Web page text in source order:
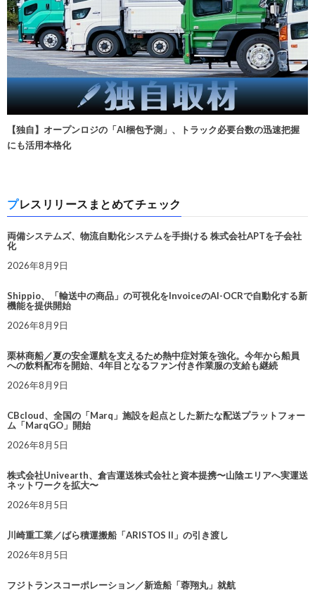
【独自】オープンロジの「AI梱包予測」、トラック必要台数の迅速把握
にも活用本格化
プレスリリースまとめてチェック
両備システムズ、物流自動化システムを手掛ける 株式会社APTを子会社
化
2026年8月9日
Shippio、「輸送中の商品」の可視化をInvoiceのAI-OCRで自動化する新
機能を提供開始
2026年8月9日
栗林商船／夏の安全運航を支えるため熱中症対策を強化。今年から船員
への飲料配布を開始、4年目となるファン付き作業服の支給も継続
2026年8月9日
CBcloud、全国の「Marq」施設を起点とした新たな配送プラットフォー
ム「MarqGO」開始
2026年8月5日
株式会社Univearth、倉吉運送株式会社と資本提携〜山陰エリアへ実運送
ネットワークを拡大〜
2026年8月5日
川崎重工業／ばら積運搬船「ARISTOS II」の引き渡し
2026年8月5日
フジトランスコーポレーション／新造船「蓉翔丸」就航